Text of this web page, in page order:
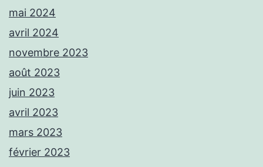
mai 2024
avril 2024
novembre 2023
août 2023
juin 2023
avril 2023
mars 2023
février 2023